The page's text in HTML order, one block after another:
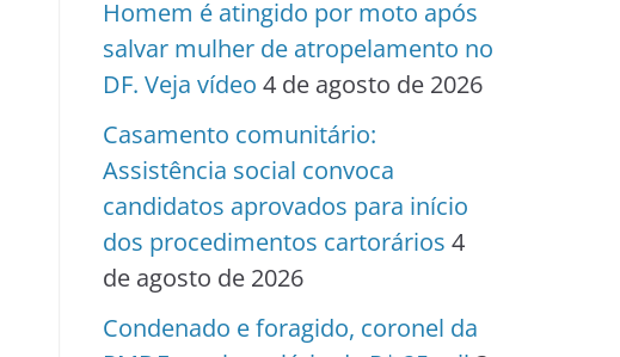
Homem é atingido por moto após
salvar mulher de atropelamento no
DF. Veja vídeo 4 de agosto de 2026
Casamento comunitário:
Assistência social convoca
candidatos aprovados para início
dos procedimentos cartorários 4
de agosto de 2026
Condenado e foragido, coronel da